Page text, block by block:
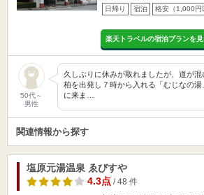
日帰り 宿泊 格安（1,000円
楽天トラベルの宿泊プランを見
50代～
男性
久しぶりに休みが取れましたが、道が
柏を出発し７時から入れる「むじなの
に来ま…
関連情報から探す
塩原元湯温泉 ゑびすや
4.3点/ 48 件